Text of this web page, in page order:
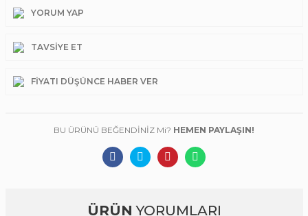
YORUM YAP
TAVSIYE ET
FIYATI DÜŞÜNCE HABER VER
BU ÜRÜNÜ BEĞENDİNİZ Mi? HEMEN PAYLAŞIN!
ÜRÜN YORUMLARI